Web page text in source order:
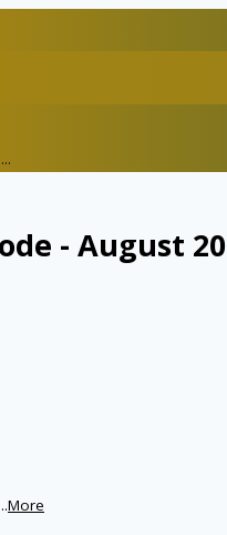
- August
...More